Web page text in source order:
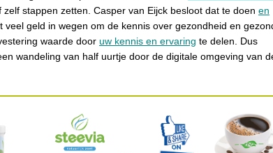
stappen zetten. Casper van Eijck besloot dat te doen en
veel geld in wegen om de kennis over gezondheid en
waarde door uw kennis en ervaring te delen. Dus
wandeling van half uurtje door de digitale omgeving van